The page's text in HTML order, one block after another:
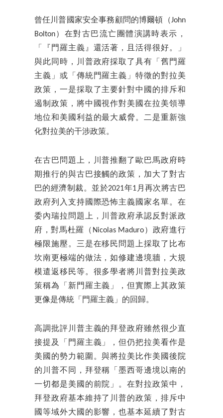
曾任川普國家安全事務顧問的博爾頓（John
Bolton）在對古巴流亡團體演講時表示，
「『門羅主義』還活著，且活得很好。」
與此同時，川普政府採取了具有「舊門羅
主義」或「傳統門羅主義」特徵的對拉美
政策，一是採取了主要針對中國的排斥和
遏制政策，將中國視作對美國在拉美領導
地位和美國利益的最大威脅。二是重新強
化對拉美的干涉政策。
在古巴問題上，川普推翻了歐巴馬政府時
期推行的與古巴接觸的政策，加大了對古
巴的經濟制裁。並於2021年1月再次將古巴
政府列入支持國際恐怖主義國家名單。在
委內瑞拉問題上，川普政府承認反對派政
府，對馬杜羅（Nicolas Maduro）政府進行
極限施壓。三是在移民問題上採取了比布
坎南更極端的做法，如修建邊境牆，大規
模遣返移民等。很多學者將川普對拉美政
策稱為「新門羅主義」，但實際上其政策
更像是傳統「門羅主義」的回歸。
高調批評川普主義的拜登政府雖然很少直
接提及「門羅主義」，但仍把拉美看作是
美國的勢力範圍。與將拉美比作美國後院
的川普不同，拜登稱「墨西哥邊境以南的
一切都是美國的前院」。在對拉政策中，
拜登政府基本維持了川普的政策，排斥中
國等域外大國的影響，也基本延續了對古